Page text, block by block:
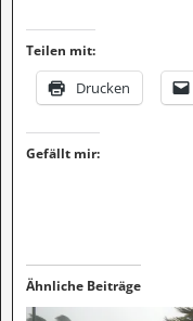
Teilen mit:
Drucken
Gefällt mir:
Ähnliche Beiträge